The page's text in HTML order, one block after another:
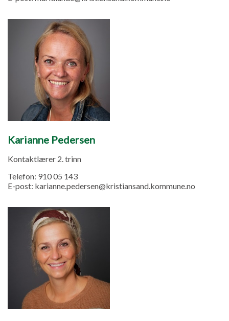
Karianne Pedersen
Kontaktlærer 2. trinn
Telefon: 910 05 143
E-post: karianne.pedersen@kristiansand.kommune.no